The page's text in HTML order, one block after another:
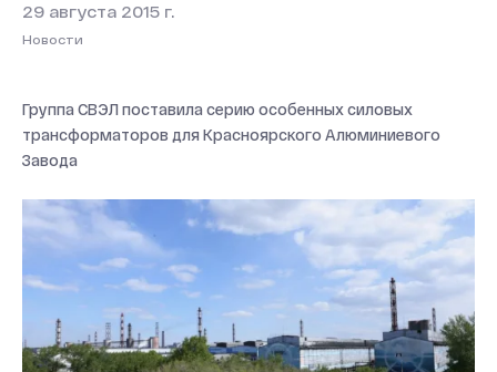
29 августа 2015 г.
Новости
Группа СВЭЛ поставила серию особенных силовых
трансформаторов для Красноярского Алюминиевого
Завода